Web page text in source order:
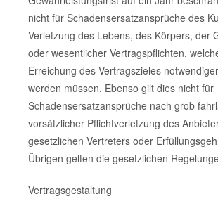
nicht für Schadensersatzansprüche des
Verletzung des Lebens, des Körpers, der
oder wesentlicher Vertragspflichten,
Erreichung des Vertragszieles
werden müssen. Ebenso gilt dies nicht für
Schadensersatzansprüche nach grob
vorsätzlicher Pflichtverletzung des
gesetzlichen Vertreters oder
Übrigen gelten die gesetzlichen
Vertragsgestaltung